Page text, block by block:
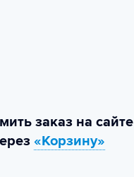
заказ на сайте
«Корзину»